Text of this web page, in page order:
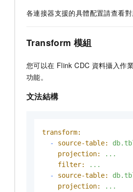
各連接器支援的具體配置請查看對
Transform 模組
您可以在 Flink CDC 資料攝入作
功能。
文法結構
transform:
-
source-table:
projection:
...
filter:
...
-
source-table:
projection:
...